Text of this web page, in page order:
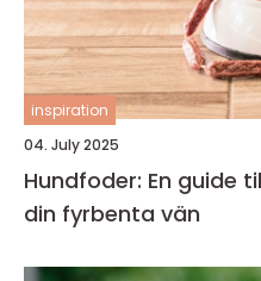
inspiration
04. July 2025
Hundfoder: En guide
din fyrbenta vän